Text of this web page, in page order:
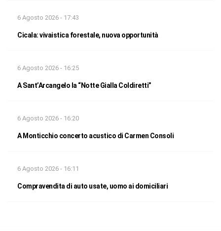
6 Agosto 2026 - 17:43
Cicala: vivaistica forestale, nuova opportunità
6 Agosto 2026 - 16:25
A Sant’Arcangelo la “Notte Gialla Coldiretti”
6 Agosto 2026 - 16:20
A Monticchio concerto acustico di Carmen Consoli
6 Agosto 2026 - 16:11
Compravendita di auto usate, uomo ai domiciliari